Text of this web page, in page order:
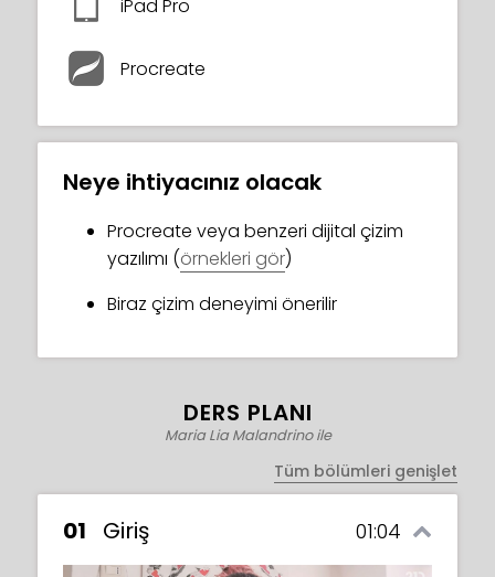
Bu kursun sonunda, seçtiğiniz güzel bir
çizgi film karakteri yaratmış olacaksınız!
iPad Pro
Procreate
Neye ihtiyacınız olacak
Procreate veya benzeri dijital çizim
yazılımı (örnekleri gör)
Biraz çizim deneyimi önerilir
DERS PLANI
Maria Lia Malandrino ile
Tüm bölümleri genişlet
01 Giriş 01:04